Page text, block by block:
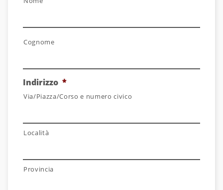
Cognome
Indirizzo *
Via/Piazza/Corso e numero civico
Località
Provincia